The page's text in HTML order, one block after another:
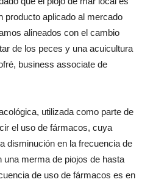
producto aplicado al mercado
alineados con el cambio
de los peces y una acuicultura
business associate de
utilizada como parte de
el uso de fármacos, cuya
disminución en la frecuencia de
una merma de piojos de hasta
de uso de fármacos es en